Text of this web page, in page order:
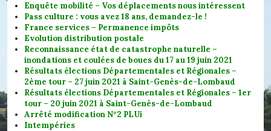
Enquête mobilité – Vos déplacements nous intéressent
Pass culture : vous avez 18 ans, demandez-le !
France services – Permanence impôts
Evolution distribution postale
Reconnaissance état de catastrophe naturelle –
inondations et coulées de boues du 17 au 19 juin 2021
Résultats élections Départementales et Régionales –
2ème tour – 27 juin 2021 à Saint-Genès-de-Lombaud
Résultats élections Départementales et Régionales – 1er
tour – 20 juin 2021 à Saint-Genès-de-Lombaud
Arrêté modification N°2 PLUi
Intempéries